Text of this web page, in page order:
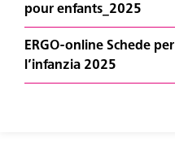
pour enfants_2025
ERGO-online Schede per
l’infanzia 2025